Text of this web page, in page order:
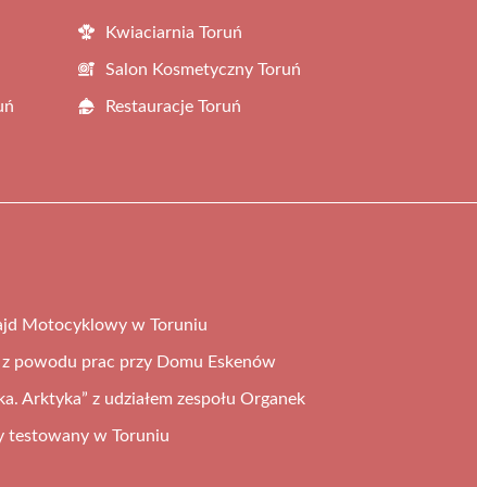
Kwiaciarnia Toruń
Salon Kosmetyczny Toruń
Restauracje Toruń
Motocyklowy w Toruniu
powodu prac przy Domu Eskenów
Arktyka” z udziałem zespołu Organek
testowany w Toruniu